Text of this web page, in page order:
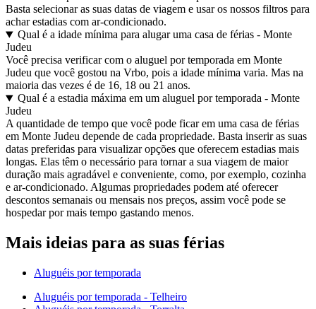
Basta selecionar as suas datas de viagem e usar os nossos filtros para
achar estadias com ar-condicionado.
Qual é a idade mínima para alugar uma casa de férias - Monte
Judeu
Você precisa verificar com o aluguel por temporada em Monte
Judeu que você gostou na Vrbo, pois a idade mínima varia. Mas na
maioria das vezes é de 16, 18 ou 21 anos.
Qual é a estadia máxima em um aluguel por temporada - Monte
Judeu
A quantidade de tempo que você pode ficar em uma casa de férias
em Monte Judeu depende de cada propriedade. Basta inserir as suas
datas preferidas para visualizar opções que oferecem estadias mais
longas. Elas têm o necessário para tornar a sua viagem de maior
duração mais agradável e conveniente, como, por exemplo, cozinha
e ar-condicionado. Algumas propriedades podem até oferecer
descontos semanais ou mensais nos preços, assim você pode se
hospedar por mais tempo gastando menos.
Mais ideias para as suas férias
Aluguéis por temporada
Aluguéis por temporada - Telheiro